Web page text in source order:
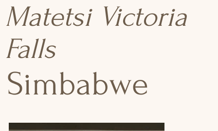
Matetsi Victoria
Falls
Simbabwe